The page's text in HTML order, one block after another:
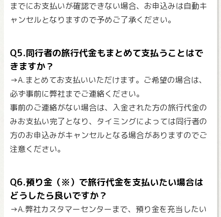
までにお支払いが確認できない場合、お申込みは自動キ
ャンセルとなりますので予めご了承ください。
Q5.同行者の旅行代金もまとめて支払うことはで
きますか？
→A.まとめてお支払いいただけます。ご希望の場合は、
必ず事前に弊社までご連絡ください。
事前のご連絡がない場合は、入金された方の旅行代金の
みお支払い完了となり、タイミングによっては同行者の
方のお申込みがキャンセルとなる場合がありますのでご
注意ください。
Q6.預り金（※）で旅行代金を支払いたい場合は
どうしたら良いですか？
→A.弊社カスタマーセンターまで、預り金を充当したい